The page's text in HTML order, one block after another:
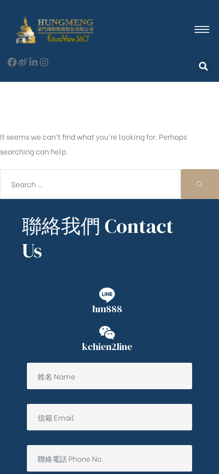
It seems we can’t find what you’re looking for. Perhaps
searching can help.
聯絡我們 Contact
Us
hm888
kchien2line